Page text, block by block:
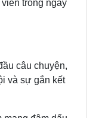
trong ngày
câu chuyện,
và sự gắn kết